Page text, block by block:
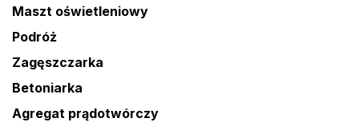
Maszt oświetleniowy
Podróż
Zagęszczarka
Betoniarka
Agregat prądotwórczy